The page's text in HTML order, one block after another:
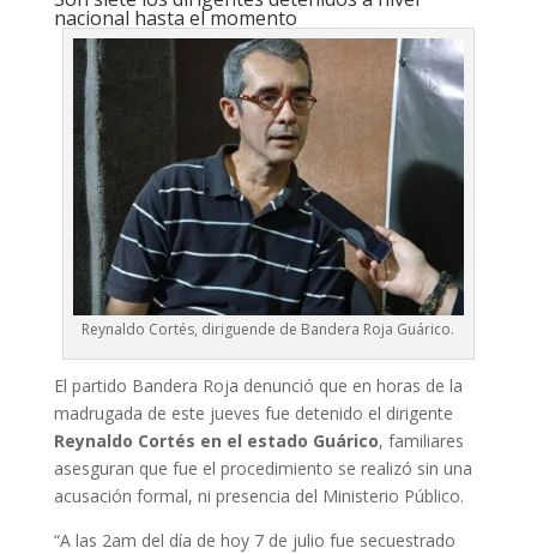
nacional hasta el momento
Reynaldo Cortés, diriguende de Bandera Roja Guárico.
El partido Bandera Roja denunció que en horas de la
madrugada de este jueves fue detenido el dirigente
Reynaldo Cortés en el estado Guárico, familiares
asesguran que fue el procedimiento se realizó sin una
acusación formal, ni presencia del Ministerio Público.
“A las 2am del día de hoy 7 de julio fue secuestrado